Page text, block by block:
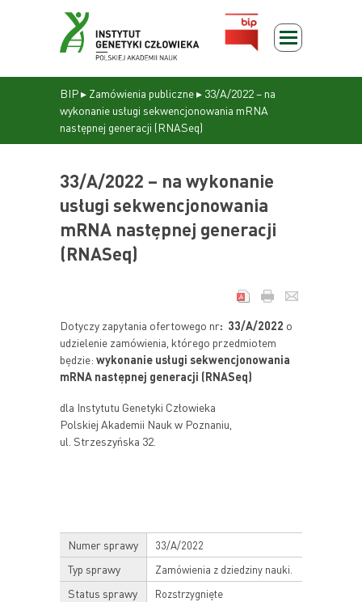
BIP▸ Zamówienia publiczne▸ 33/A/2022 – na
wykonanie usługi sekwencjonowania mRNA
następnej generacji (RNASeq)
33/A/2022 – na wykonanie
usługi sekwencjonowania
mRNA następnej generacji
(RNASeq)
Dotyczy zapytania ofertowego nr: 33/A/2022 o
udzielenie zamówienia, którego przedmiotem
będzie: wykonanie usługi sekwencjonowania
mRNA następnej generacji (RNASeq)
dla Instytutu Genetyki Człowieka
Polskiej Akademii Nauk w Poznaniu,
ul. Strzeszyńska 32.
Numer sprawy 33/A/2022
Typ sprawy Zamówienia z dziedziny nauki.
Status sprawy Rozstrzygnięte